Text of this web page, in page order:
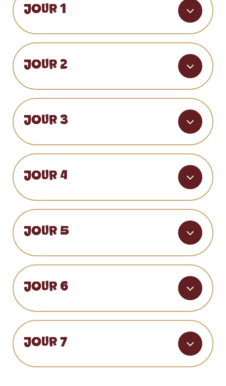
JOUR 1
JOUR 2
JOUR 3
JOUR 4
JOUR 5
JOUR 6
JOUR 7